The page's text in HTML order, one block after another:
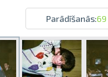
Parādīšanās:69